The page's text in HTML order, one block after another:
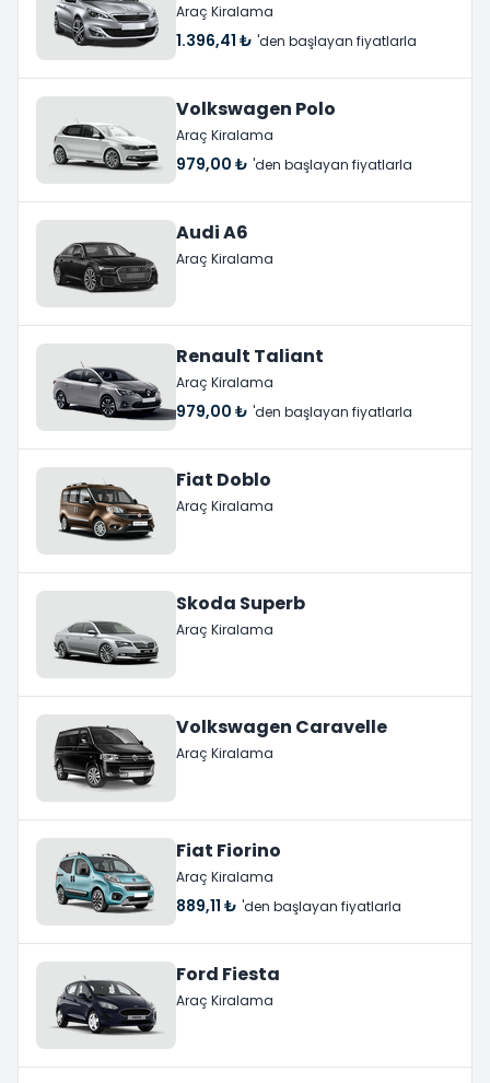
Araç Kiralama
1.396,41 ₺ 'den başlayan fiyatlarla
Volkswagen Polo
Araç Kiralama
979,00 ₺ 'den başlayan fiyatlarla
Audi A6
Araç Kiralama
Renault Taliant
Araç Kiralama
979,00 ₺ 'den başlayan fiyatlarla
Fiat Doblo
Araç Kiralama
Skoda Superb
Araç Kiralama
Volkswagen Caravelle
Araç Kiralama
Fiat Fiorino
Araç Kiralama
889,11 ₺ 'den başlayan fiyatlarla
Ford Fiesta
Araç Kiralama